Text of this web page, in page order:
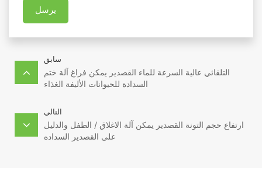
يرسل
سابق
التلقائي عالية السرعة للماء القصدير يمكن فراغ آلة ختم
السدادة للحيوانات الأليفة الغذاء
التالي
ارتفاع حجم التونة القصدير يمكن آلة الاغلاق / الطفل والدليل
على القصدير السداده